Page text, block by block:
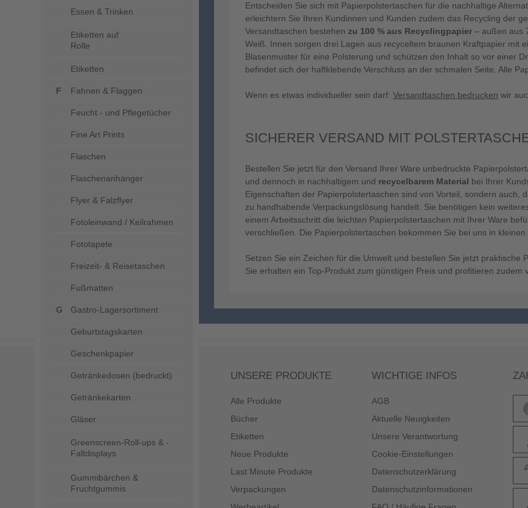
Essen & Trinken
Etiketten auf
Rolle
Etiketten
Fahnen & Flaggen
Feucht - und Pflegetücher
Fine Art Prints
Flaschen
Flaschenanhänger
Flyer & Falzflyer
Fotoleinwand / Keilrahmen
Fototapete
Freizeit- & Reisetaschen
Fußmatten
Gastro-Lagersortiment
Geburtstagskarten
Geschenkpapier
Getränkedosen (bedruckt)
Getränkekarten
Gläser
Greenscreen-Roll-ups & -
Faltdisplays
Gummibärchen &
Fruchtgummis
Entscheiden Sie sich mit Papierpolstertaschen für die nachhaltige
erleichtern Sie Ihren Kundinnen und Kunden zudem das Recycling der
Versandtaschen bestehen zu 100 % aus Recyclingpapier – außen aus
Weiß. Innen sorgen drei Lagen aus recyceltem braunen Kraftpapier mit
Blasenmuster für eine Polsterung und schützen den Inhalt so vor einer
befindet sich der haftklebende Verschluss an der schmalen Seite. Alle
Wenn es etwas individueller sein darf: Versandtaschen bedrucken wir
SICHERER VERSAND MIT
Bestellen Sie jetzt für den Versand Ihrer Ware unbedruckte
und dennoch in nachhaltigem und recycelbarem Material bei Ihrer
Eigenschaften der Papierpolstertaschen sind von Vorteil, sondern auch,
zu handhabende Verpackungslösung handelt. Sie benötigen kein
einem Arbeitsschritt die leichten Papierpolstertaschen mit Ihrer Ware
verschließen. Die Papierpolstertaschen bekommen Sie bei uns in kleinen
Setzen Sie ein Zeichen für die Umwelt und bestellen Sie jetzt praktische
Sie erhalten ein Top-Produkt zum günstigen Preis und profitieren zudem
UNSERE PRODUKTE
Alle Produkte
Bücher
Etiketten
Neue Produkte
Last Minute Produkte
Verpackungen
WICHTIGE INFOS
AGB
Aktuelle Neuigkeiten
Unsere Verantwortung
Cookie-Einstellungen
Datenschutzerklärung
Datenschutzinformationen